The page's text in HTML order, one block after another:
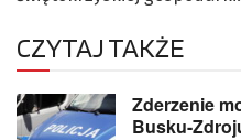
CZYTAJ TAKŻE
Zderzenie
Busku-